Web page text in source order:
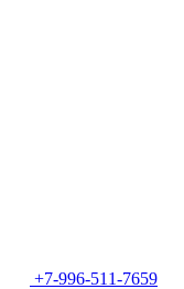
+7-996-511-7659